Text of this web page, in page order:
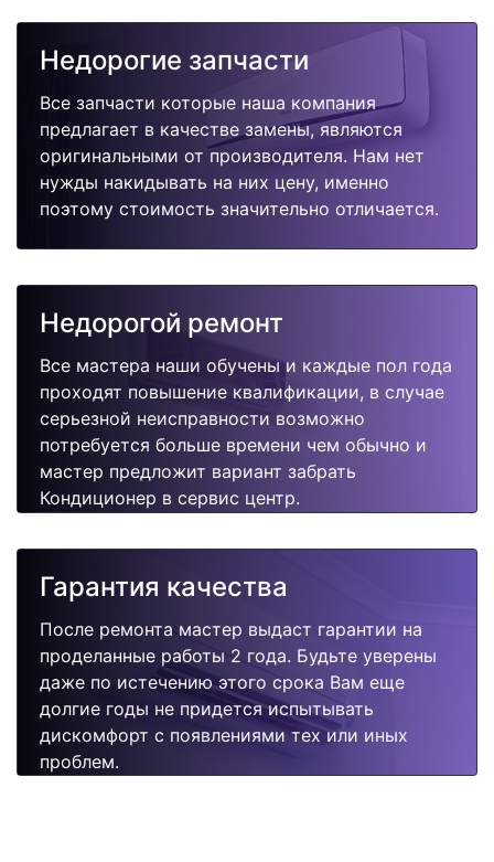
Недорогие запчасти
Все запчасти которые наша компания
предлагает в качестве замены, являются
оригинальными от производителя. Нам нет
нужды накидывать на них цену, именно
поэтому стоимость значительно отличается.
Недорогой ремонт
Все мастера наши обучены и каждые пол года
проходят повышение квалификации, в случае
серьезной неисправности возможно
потребуется больше времени чем обычно и
мастер предложит вариант забрать
Кондиционер в сервис центр.
Гарантия качества
После ремонта мастер выдаст гарантии на
проделанные работы 2 года. Будьте уверены
даже по истечению этого срока Вам еще
долгие годы не придется испытывать
дискомфорт с появлениями тех или иных
проблем.